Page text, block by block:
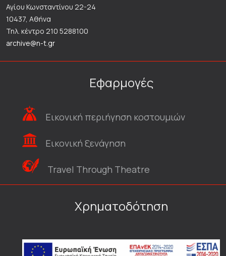
Αγίου Κωνσταντίνου 22-24
10437, Αθήνα
Τηλ. κέντρο 210 5288100
archive@n-t.gr
Εφαρμογές
Εικονική περιήγηση κοστουμιών
Εικονική ξενάγηση
Travel Through Theatre
Χρηματοδότηση